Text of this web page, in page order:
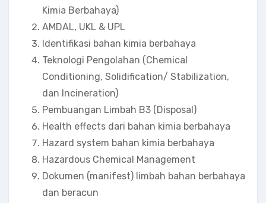
Kimia Berbahaya)
AMDAL, UKL & UPL
Identifikasi bahan kimia berbahaya
Teknologi Pengolahan (Chemical
Conditioning, Solidification/ Stabilization,
dan Incineration)
Pembuangan Limbah B3 (Disposal)
Health effects dari bahan kimia berbahaya
Hazard system bahan kimia berbahaya
Hazardous Chemical Management
Dokumen (manifest) limbah bahan berbahaya
dan beracun